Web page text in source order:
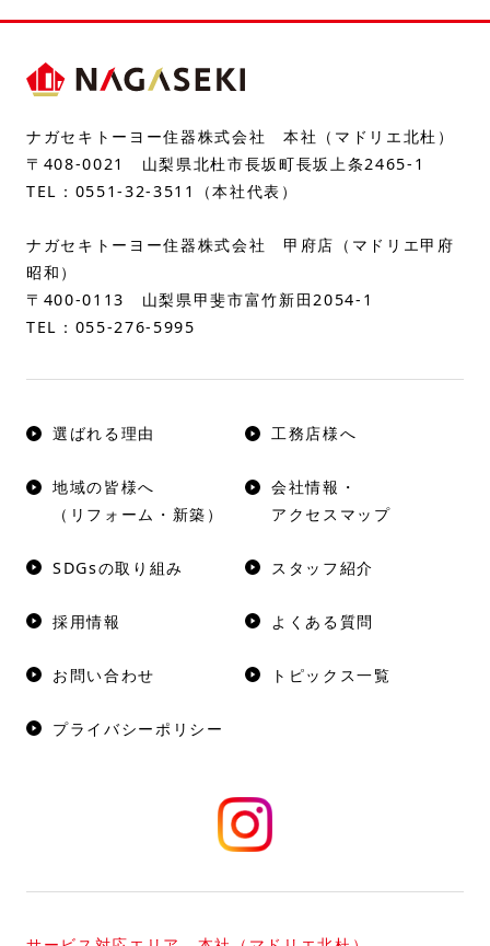
ナガセキトーヨー住器株式会社 本社（マドリエ北杜）
〒408-0021 山梨県北杜市長坂町長坂上条2465-1
TEL： 0551-32-3511 （本社代表）
ナガセキトーヨー住器株式会社 甲府店（マドリエ甲府
昭和）
〒400-0113 山梨県甲斐市富竹新田2054-1
TEL： 055-276-5995
選ばれる理由 工務店様へ
地域の皆様へ
（リフォーム・新築）
会社情報・
アクセスマップ
SDGsの取り組み スタッフ紹介
採用情報 よくある質問
お問い合わせ トピックス一覧
プライバシーポリシー